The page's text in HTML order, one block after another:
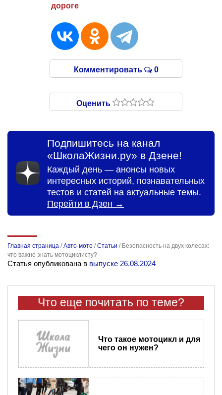
дороге
Комментировать 0
Оценить
Подпишитесь на канал
«ШколаЖизни.ру» в Дзене!
Каждый день — анонсы новых
интересных историй, познавательных
тестов и статей на актуальные темы.
Перейти в Дзен →
Главная страница /Авто-мото /Статьи / Безопасность на двух колесах:
что важно знать мотоциклисту?
Статья опубликована в выпуске 26.08.2024
Что еще почитать по теме?
Что такое мотоцикл и для
чего он нужен?